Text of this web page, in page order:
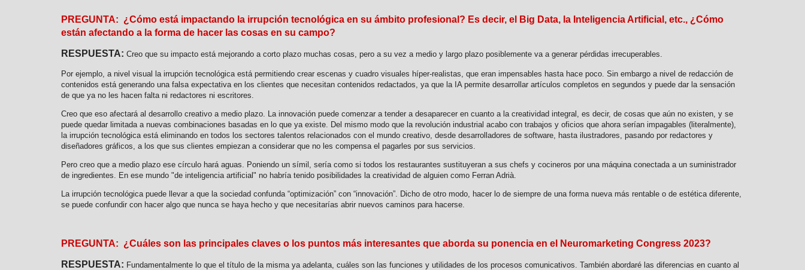
PREGUNTA: ¿Cómo está impactando la irrupción tecnológica en su ámbito profesional? Es decir, el Big Data, la Inteligencia Artificial, etc., ¿Cómo
están afectando a la forma de hacer las cosas en su campo?
RESPUESTA: Creo que su impacto está mejorando a corto plazo muchas cosas, pero a su vez a medio y largo plazo posiblemente va a generar pérdidas irrecuperables.
Por ejemplo, a nivel visual la irrupción tecnológica está permitiendo crear escenas y cuadro visuales híper-realistas, que eran impensables hasta hace poco. Sin embargo a nivel de redacción de
contenidos está generando una falsa expectativa en los clientes que necesitan contenidos redactados, ya que la IA permite desarrollar artículos completos en segundos y puede dar la sensación
de que ya no les hacen falta ni redactores ni escritores.
Creo que eso afectará al desarrollo creativo a medio plazo. La innovación puede comenzar a tender a desaparecer en cuanto a la creatividad integral, es decir, de cosas que aún no existen, y se
puede quedar limitada a nuevas combinaciones basadas en lo que ya existe. Del mismo modo que la revolución industrial acabo con trabajos y oficios que ahora serían impagables (literalmente),
la irrupción tecnológica está eliminando en todos los sectores talentos relacionados con el mundo creativo, desde desarrolladores de software, hasta ilustradores, pasando por redactores y
diseñadores gráficos, a los que sus clientes empiezan a considerar que no les compensa el pagarles por sus servicios.
Pero creo que a medio plazo ese círculo hará aguas. Poniendo un símil, sería como si todos los restaurantes sustituyeran a sus chefs y cocineros por una máquina conectada a un suministrador
de ingredientes. En ese mundo "de inteligencia artificial" no habría tenido posibilidades la creatividad de alguien como Ferran Adrià.
La irrupción tecnológica puede llevar a que la sociedad confunda “optimización” con “innovación”. Dicho de otro modo, hacer lo de siempre de una forma nueva más rentable o de estética diferente,
se puede confundir con hacer algo que nunca se haya hecho y que necesitarías abrir nuevos caminos para hacerse.
PREGUNTA: ¿Cuáles son las principales claves o los puntos más interesantes que aborda su ponencia en el Neuromarketing Congress 2023?
RESPUESTA: Fundamentalmente lo que el título de la misma ya adelanta, cuáles son las funciones y utilidades de los procesos comunicativos. También abordaré las diferencias en cuanto al